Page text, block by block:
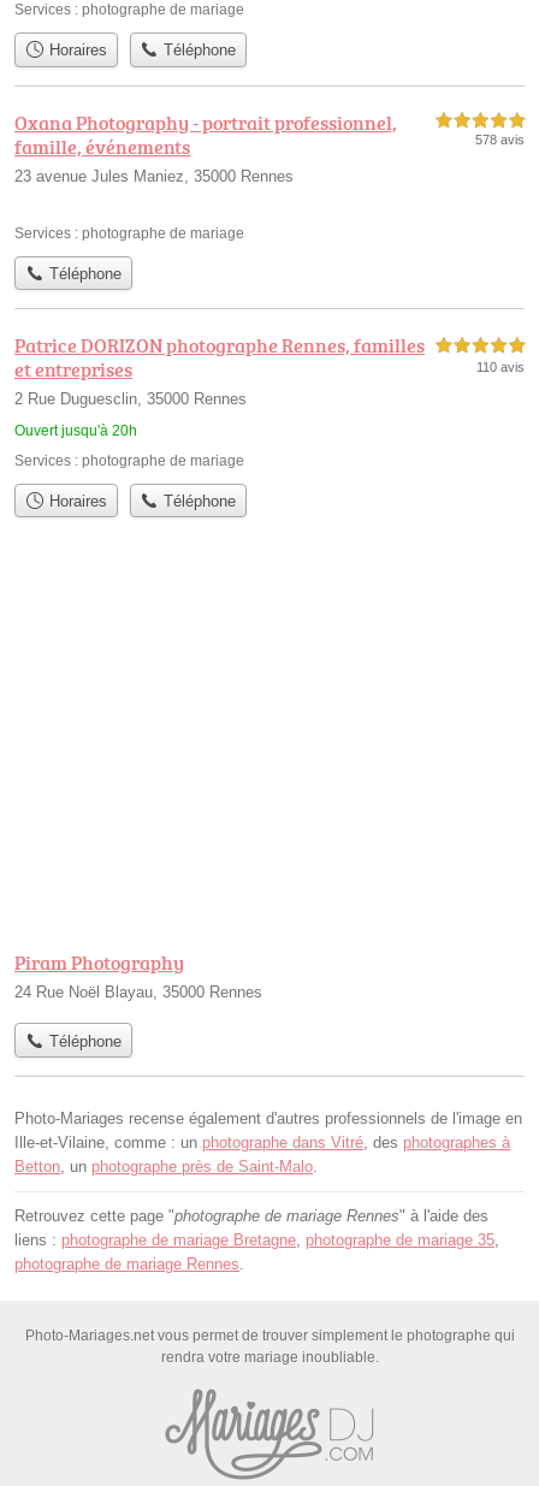
Services : photographe de mariage
Horaires Téléphone
Oxana Photography - portrait professionnel,
famille, événements
23 avenue Jules Maniez, 35000 Rennes
5,0 étoiles sur 5
578 avis
Services : photographe de mariage
Téléphone
Patrice DORIZON photographe Rennes, familles
et entreprises
2 Rue Duguesclin, 35000 Rennes
Ouvert jusqu'à 20h
5,0 étoiles sur 5
110 avis
Services : photographe de mariage
Horaires Téléphone
Piram Photography
24 Rue Noël Blayau, 35000 Rennes
Téléphone
Photo-Mariages recense également d'autres professionnels de l'image en
Ille-et-Vilaine, comme : un photographe dans Vitré , des photographes à
Betton , un photographe près de Saint-Malo
Retrouvez cette page "photographe de mariage Rennes" à l'aide des
liens : photographe de mariage Bretagne photographe de mariage 35
photographe de mariage Rennes
Photo-Mariages.net vous permet de trouver simplement le photographe qui
rendra votre mariage inoubliable.